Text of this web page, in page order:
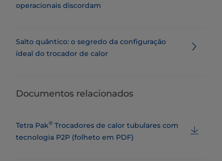
operacionais discordam
Salto quântico: o segredo da configuração
ideal do trocador de calor
Documentos relacionados
Tetra Pak® Trocadores de calor tubulares com
tecnologia P2P (folheto em PDF)